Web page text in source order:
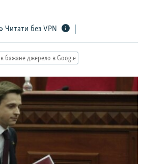
Читати без VPN
бажане джерело в Google